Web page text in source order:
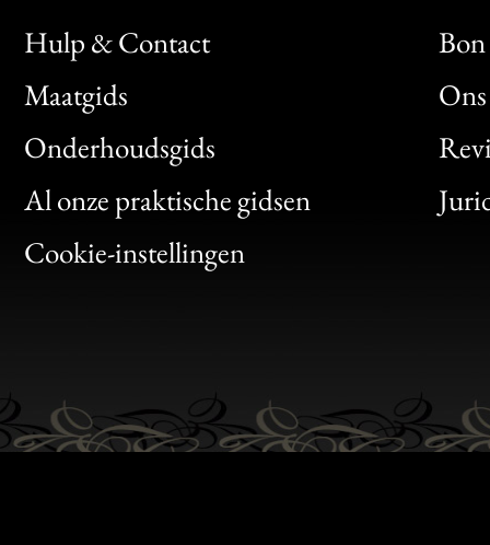
Hulp & Contact
Maatgids
Onderhoudsgids
Al onze praktische gidsen
Cookie-instellingen
Bon
Clic